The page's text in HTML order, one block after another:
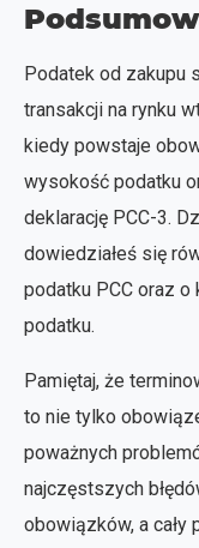
Podatek od zakupu
transakcji na rynku
kiedy powstaje
wysokość podatku
deklarację PCC-3.
dowiedziałeś się
podatku PCC oraz o
podatku.
Pamiętaj, że
to nie tylko
poważnych
najczęstszych
obowiązków, a cały